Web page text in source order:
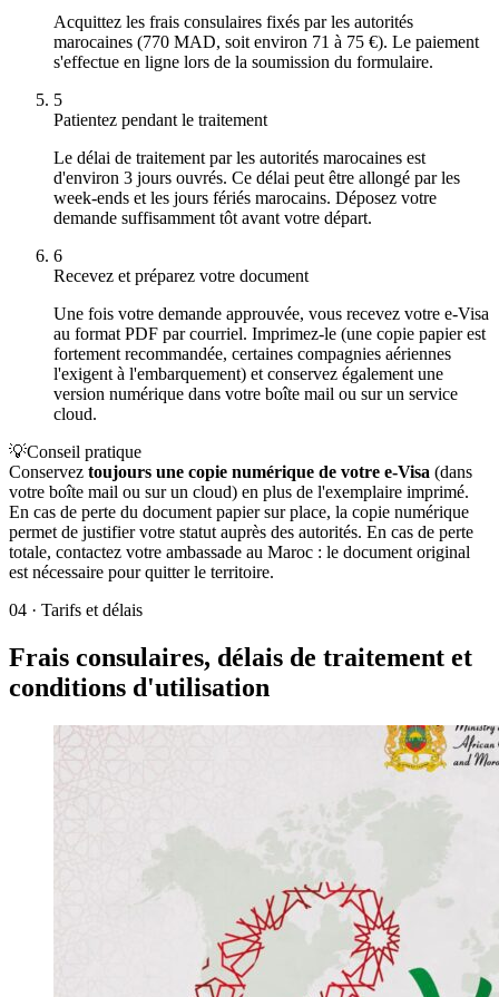
Acquittez les frais consulaires fixés par les autorités
marocaines (770 MAD, soit environ 71 à 75 €). Le paiement
s'effectue en ligne lors de la soumission du formulaire.
5
Patientez pendant le traitement
Le délai de traitement par les autorités marocaines est
d'environ 3 jours ouvrés. Ce délai peut être allongé par les
week-ends et les jours fériés marocains. Déposez votre
demande suffisamment tôt avant votre départ.
6
Recevez et préparez votre document
Une fois votre demande approuvée, vous recevez votre e-Visa
au format PDF par courriel. Imprimez-le (une copie papier est
fortement recommandée, certaines compagnies aériennes
l'exigent à l'embarquement) et conservez également une
version numérique dans votre boîte mail ou sur un service
cloud.
💡Conseil pratique
Conservez toujours une copie numérique de votre e-Visa (dans
votre boîte mail ou sur un cloud) en plus de l'exemplaire imprimé.
En cas de perte du document papier sur place, la copie numérique
permet de justifier votre statut auprès des autorités. En cas de perte
totale, contactez votre ambassade au Maroc : le document original
est nécessaire pour quitter le territoire.
04 · Tarifs et délais
Frais consulaires, délais de traitement et
conditions d'utilisation